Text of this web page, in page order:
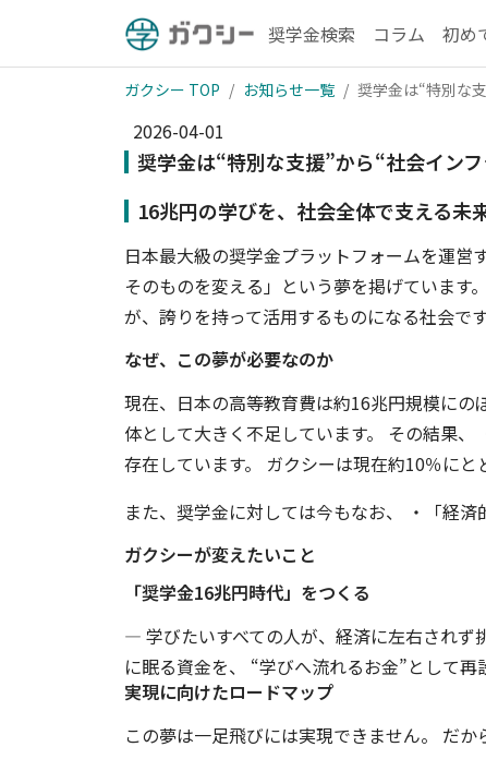
奨学金検索 コラム 初め
ガクシー TOP お知らせ一覧 奨学金は“特別な
2026-04-01
奨学金は“特別な支援”から“社会インフ
16兆円の学びを、社会全体で支える未
日本最大級の奨学金プラットフォームを運
そのものを変える」という夢を掲げています
が、誇りを持って活用するものになる社会です
なぜ、この夢が必要なのか
現在、日本の高等教育費は約16兆円規模にの
体として大きく不足しています。 その結果
存在しています。 ガクシーは現在約10％に
また、奨学金に対しては今もなお、 ・「経
ガクシーが変えたいこと
「奨学金16兆円時代」をつくる
— 学びたいすべての人が、経済に左右され
に眠る資金を、 “学びへ流れるお金”として
実現に向けたロードマップ
この夢は一足飛びには実現できません。 だ